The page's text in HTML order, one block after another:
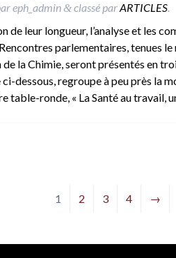
eph_admin &classé parARTICLES.
de leur longueur, l’analyse et les
parlementaires, tenues
la Chimie, seront présentés en
dessous, regroupe à peu près la
table-ronde, « La Santé au travail,
1 2 3 4 →